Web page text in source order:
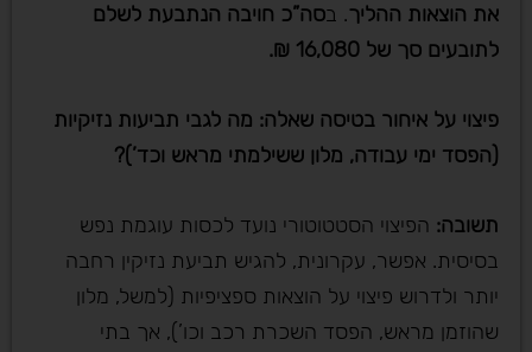
את הוצאות ההליך. בסה”כ חויבה הנתבעת לשלם
לתובעים סך של 16,080 ₪.
פיצוי על איחור בטיסה שאלה: מה לגבי תביעות נזיקיות
(הפסד ימי עבודה, מלון ששילמתי מראש וכד’)?
תשובה: הפיצוי הסטטוטורי נועד לכסות עוגמת נפש
בסיסית. אפשר, עקרונית, להגיש תביעת נזיקין רחבה
יותר ולדרוש פיצוי על הוצאות ספציפיות (למשל, מלון
שהוזמן מראש, הפסד השכרת רכב וכו’), אך בתי